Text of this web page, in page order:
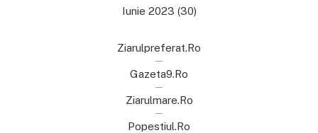
Iunie 2023 (30)
Ziarulpreferat.ro
Gazeta9.ro
Ziarulmare.ro
Popestiul.ro